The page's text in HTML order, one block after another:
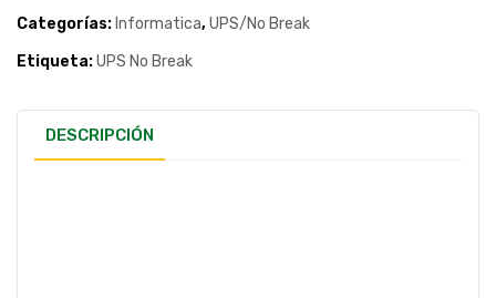
Categorías: Informatica, UPS/No Break
Etiqueta:UPS No Break
DESCRIPCIÓN